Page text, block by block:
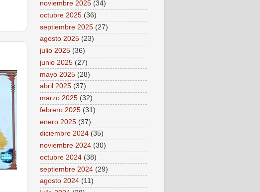
noviembre 2025 (34)
octubre 2025 (36)
septiembre 2025 (27)
agosto 2025 (23)
julio 2025 (36)
junio 2025 (27)
mayo 2025 (28)
abril 2025 (37)
marzo 2025 (32)
febrero 2025 (31)
enero 2025 (37)
diciembre 2024 (35)
noviembre 2024 (30)
octubre 2024 (38)
septiembre 2024 (29)
agosto 2024 (11)